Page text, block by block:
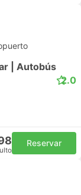
| Autobús
2.0
Reservar